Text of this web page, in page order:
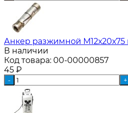
Анкер разжимной М12х20х75
В наличии
Код товара: 00-00000857
45 ₽
- +